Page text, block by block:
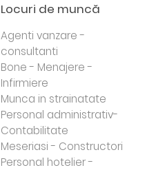
Locuri de muncă
Agenti vanzare -
consultanti
Bone - Menajere -
Infirmiere
Munca in strainatate
Personal administrativ-
Contabilitate
Meseriasi - Constructori
Personal hotelier -